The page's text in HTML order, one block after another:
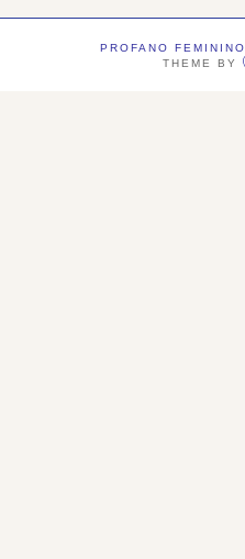
PROFANO FEMININO
THEME BY